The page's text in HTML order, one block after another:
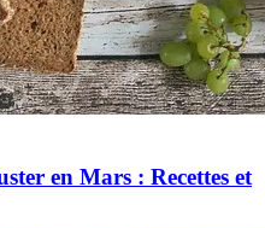
en Mars : Recettes et